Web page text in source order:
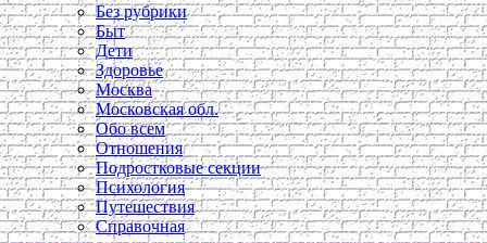
Без рубрики
Быт
Дети
Здоровье
Москва
Московская обл.
Обо всем
Отношения
Подростковые секции
Психология
Путешествия
Справочная